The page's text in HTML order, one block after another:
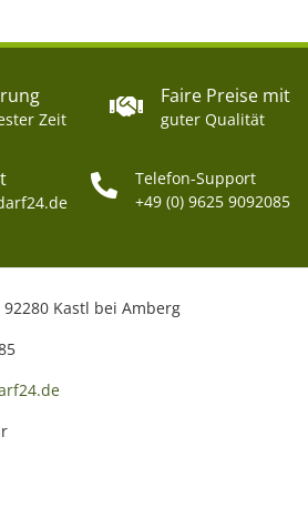
Zeit
Faire Preise mit
guter Qualität
Telefon-Support
+49 (0) 9625 9092085
Kastl bei Amberg